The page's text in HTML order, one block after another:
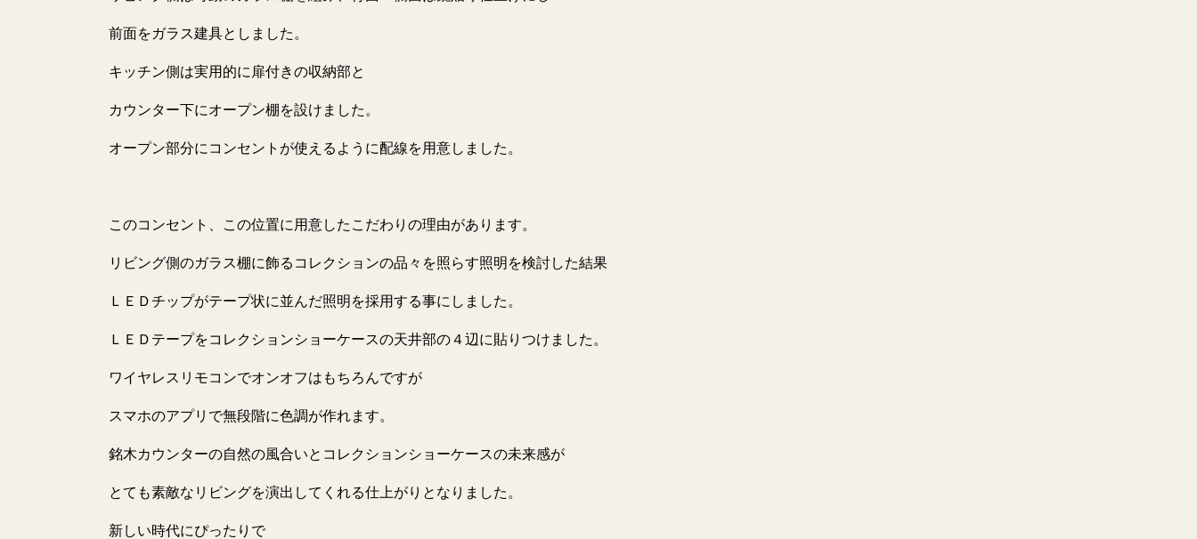
前面をガラス建具としました。
キッチン側は実用的に扉付きの収納部と
カウンター下にオープン棚を設けました。
オープン部分にコンセントが使えるように配線を用意しました。
このコンセント、この位置に用意したこだわりの理由があります。
リビング側のガラス棚に飾るコレクションの品々を照らす照明を検討した結果
ＬＥＤチップがテープ状に並んだ照明を採用する事にしました。
ＬＥＤテープをコレクションショーケースの天井部の４辺に貼りつけました。
ワイヤレスリモコンでオンオフはもちろんですが
スマホのアプリで無段階に色調が作れます。
銘木カウンターの自然の風合いとコレクションショーケースの未来感が
とても素敵なリビングを演出してくれる仕上がりとなりました。
新しい時代にぴったりで